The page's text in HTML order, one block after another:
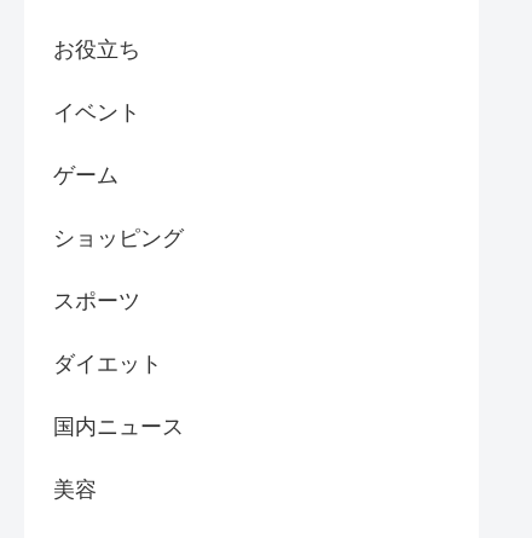
お役立ち
イベント
ゲーム
ショッピング
スポーツ
ダイエット
国内ニュース
美容